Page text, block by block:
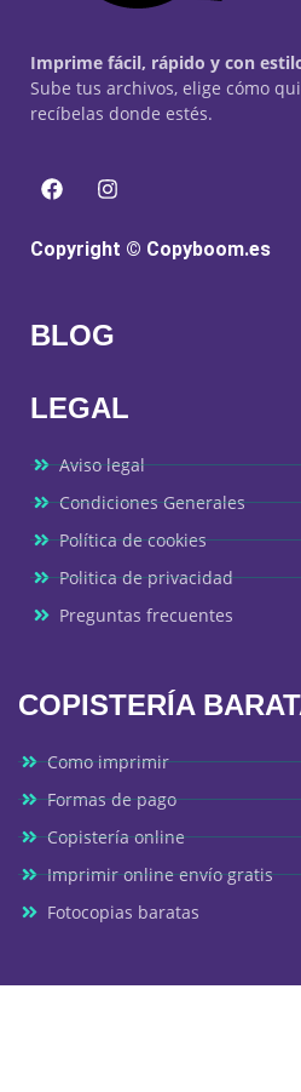
Imprime fácil, rápido y con
Sube tus archivos, elige cómo
recíbelas donde estés.
Copyright © Copyboom.es
BLOG
LEGAL
Aviso legal
Condiciones Generales
Política de cookies
Politica de privacidad
Preguntas frecuentes
COPISTERÍA
Como imprimir
Formas de pago
Copistería online
Imprimir online envío gratis
Fotocopias baratas